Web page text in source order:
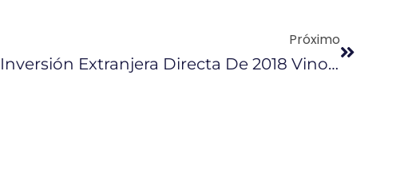
Próximo
El 52% De La Inversión Extranjera Directa De 2018 Vino De La Minería